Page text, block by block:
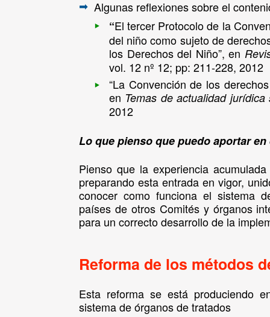
➡ Algunas reflexiones sobre el
‣ “El tercer Protocolo de la
del niño como sujeto de
los Derechos del Niño”, en
vol. 12 nº 12; pp: 211-228, 2012
‣
“La Convención de los
en Temas de actualidad
2012
Lo que pienso que puedo aportar
Pienso que la experiencia
preparando esta entrada en vigor,
conocer como funciona el sistema
países de otros Comités y órganos
para un correcto desarrollo de la
Reforma de los métodos
Esta reforma se está produciendo
sistema de órganos de tratados